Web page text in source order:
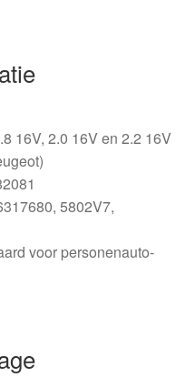
16V, 2.0 16V en 2.2 16V
5802V7,
voor personenauto-